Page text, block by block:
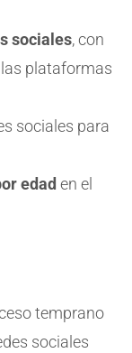
sociales, con
plataformas
sociales para
edad en el
temprano
sociales